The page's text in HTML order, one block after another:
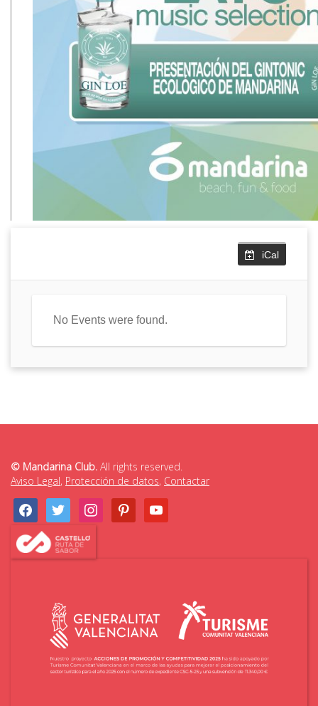
iCal
No Events were found.
© Mandarina Club. All rights reserved.
Aviso Legal, Protección de datos, Contactar
facebooktwitter instagrampinterestyoutube